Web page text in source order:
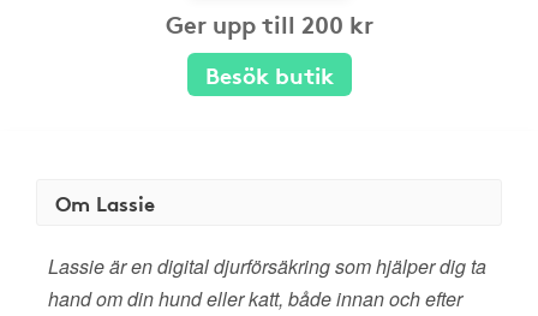
Ger upp till 200 kr
Besök butik
Om Lassie
Lassie är en digital djurförsäkring som hjälper dig ta
hand om din hund eller katt, både innan och efter